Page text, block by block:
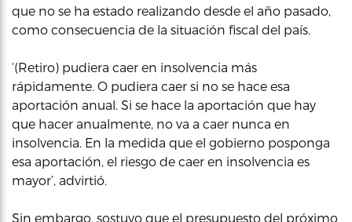
que no se ha estado realizando desde el año pasado,
como consecuencia de la situación fiscal del país.
‘(Retiro) pudiera caer en insolvencia más
rápidamente. O pudiera caer si no se hace esa
aportación anual. Si se hace la aportación que hay
que hacer anualmente, no va a caer nunca en
insolvencia. En la medida que el gobierno posponga
esa aportación, el riesgo de caer en insolvencia es
mayor’, advirtió.
Sin embargo, sostuvo que el presupuesto del próximo